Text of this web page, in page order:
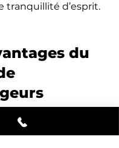
tranquillité d’esprit.
du